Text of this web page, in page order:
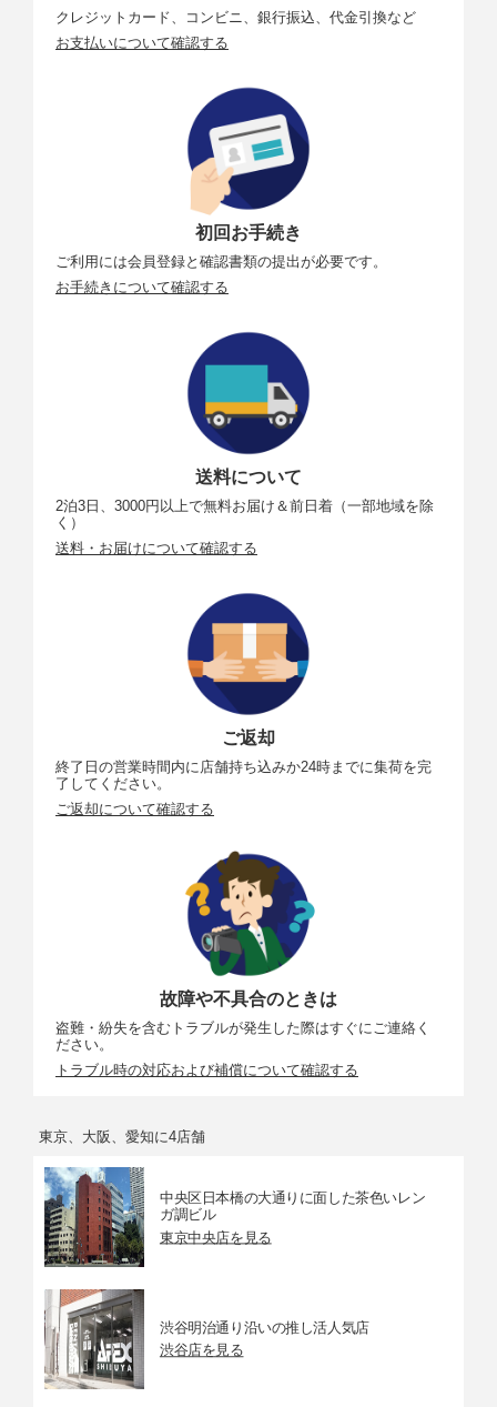
クレジットカード、コンビニ、銀行振込、代金引換など
お支払いについて確認する
初回お手続き
ご利用には会員登録と確認書類の提出が必要です。
お手続きについて確認する
送料について
2泊3日、3000円以上で無料お届け＆前日着（一部地域を除
く）
送料・お届けについて確認する
ご返却
終了日の営業時間内に店舗持ち込みか24時までに集荷を完
了してください。
ご返却について確認する
故障や不具合のときは
盗難・紛失を含むトラブルが発生した際はすぐにご連絡く
ださい。
トラブル時の対応および補償について確認する
東京、大阪、愛知に4店舗
中央区日本橋の大通りに面した茶色いレン
ガ調ビル
東京中央店を見る
渋谷明治通り沿いの推し活人気店
渋谷店を見る